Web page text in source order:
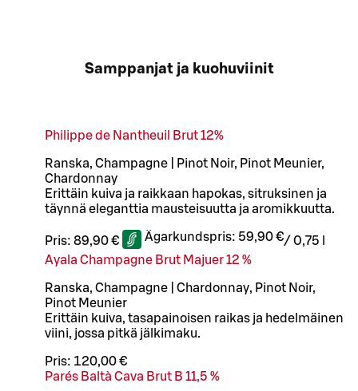
Samppanjat ja kuohuviinit
Philippe de Nantheuil Brut 12%
Ranska, Champagne | Pinot Noir, Pinot Meunier,
Chardonnay
Erittäin kuiva ja raikkaan hapokas, sitruksinen ja
täynnä eleganttia mausteisuutta ja aromikkuutta.
Pris: 89,90 € Ägarkundspris: 59,90 €/ 0,75 l
Ayala Champagne Brut Majuer 12 %
Ranska, Champagne | Chardonnay, Pinot Noir,
Pinot Meunier
Erittäin kuiva, tasapainoisen raikas ja hedelmäinen
viini, jossa pitkä jälkimaku.
Pris: 120,00 €
Parés Baltà Cava Brut B 11,5 %